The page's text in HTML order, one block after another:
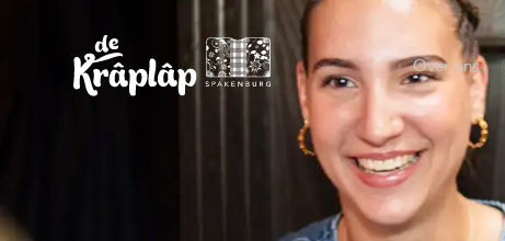
Over ons